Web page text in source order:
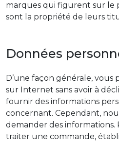
marques qui figurent sur le
sont la propriété de leurs
Données
D’une façon générale, vous
sur Internet sans avoir à
fournir des informations
concernant. Cependant,
demander des informations.
traiter une commande,